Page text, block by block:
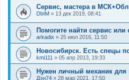
Сервис, мастера в МСК+Обл
DbIM » 13 дек 2019, 08:41
Помогите найти сервис или
arkadix » 25 июл 2016, 11:50
Новосибирск. Есть спецы
kmi111 » 05 апр 2013, 19:33
Нужен личный механик для
Дэн74 » 28 мар 2021, 17:50